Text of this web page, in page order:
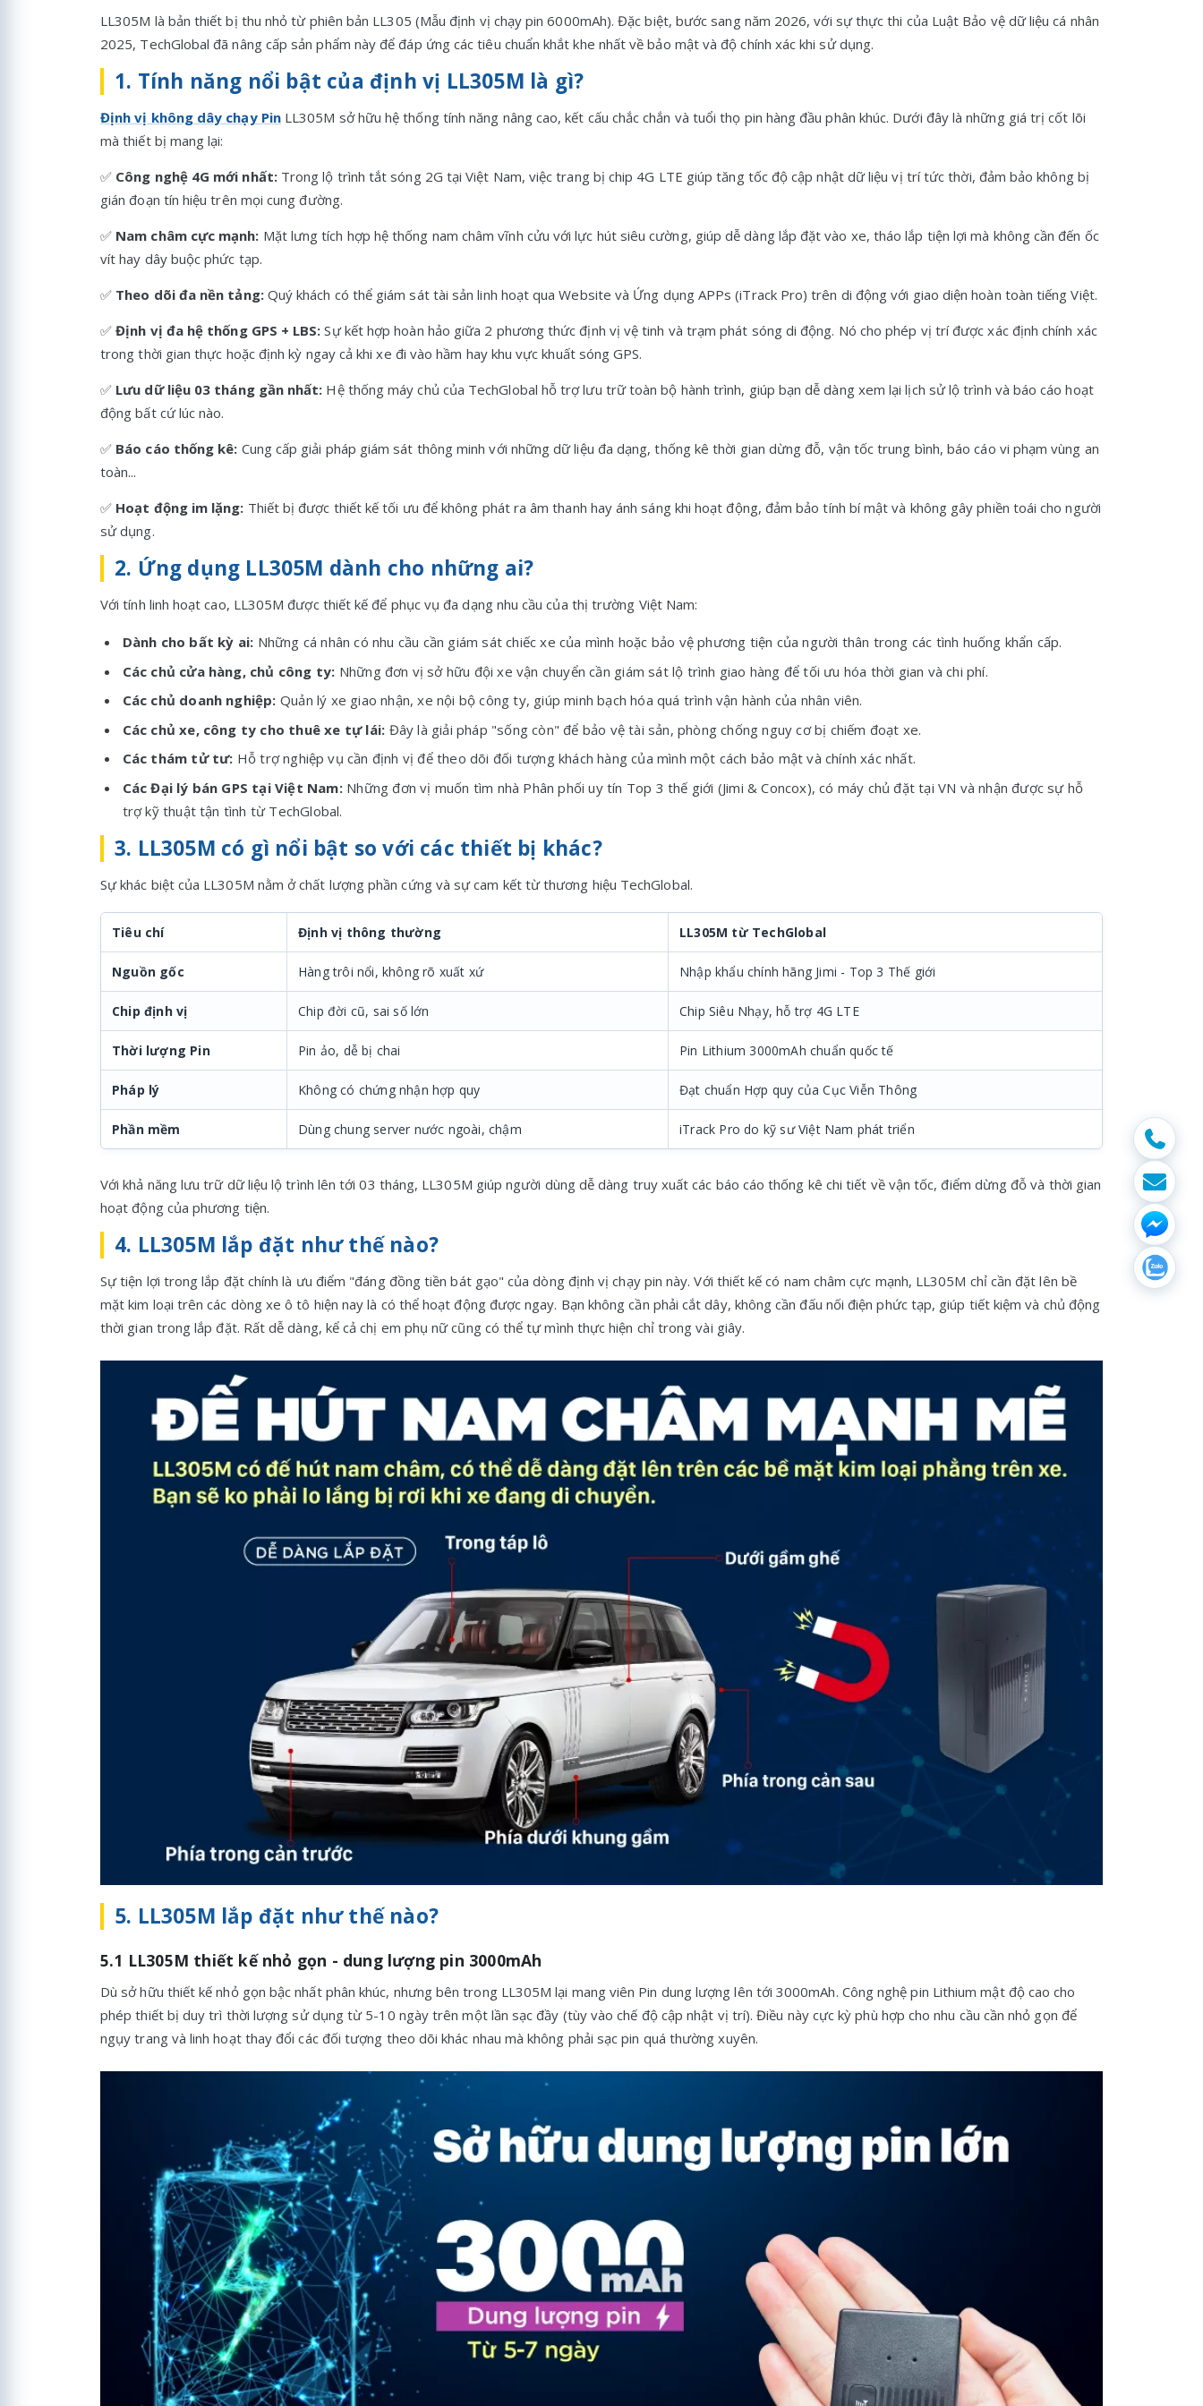
LL305M là bản thiết bị thu nhỏ từ phiên bản LL305 (Mẫu định vị chạy pin 6000mAh). Đặc biệt, bước sang năm 2026, với sự thực thi của Luật Bảo vệ dữ liệu cá nhân
2025, TechGlobal đã nâng cấp sản phẩm này để đáp ứng các tiêu chuẩn khắt khe nhất về bảo mật và độ chính xác khi sử dụng.
1. Tính năng nổi bật của định vị LL305M là gì?
Định vị không dây chạy PinLL305M sở hữu hệ thống tính năng nâng cao, kết cấu chắc chắn và tuổi thọ pin hàng đầu phân khúc. Dưới đây là những giá trị cốt lõi
mà thiết bị mang lại:
✅ Công nghệ 4G mới nhất:Trong lộ trình tắt sóng 2G tại Việt Nam, việc trang bị chip 4G LTE giúp tăng tốc độ cập nhật dữ liệu vị trí tức thời, đảm bảo không bị
gián đoạn tín hiệu trên mọi cung đường.
✅ Nam châm cực mạnh: Mặt lưng tích hợp hệ thống nam châm vĩnh cửu với lực hút siêu cường, giúp dễ dàng lắp đặt vào xe, tháo lắp tiện lợi mà không cần đến ốc
vít hay dây buộc phức tạp.
✅ Theo dõi đa nền tảng:Quý khách có thể giám sát tài sản linh hoạt qua Website và Ứng dụng APPs (iTrack Pro) trên di động với giao diện hoàn toàn tiếng Việt.
✅Định vị đa hệ thống GPS + LBS: Sự kết hợp hoàn hảo giữa 2 phương thức định vị vệ tinh và trạm phát sóng di động. Nó cho phép vị trí được xác định chính xác
trong thời gian thực hoặc định kỳ ngay cả khi xe đi vào hầm hay khu vực khuất sóng GPS.
✅ Lưu dữ liệu 03 tháng gần nhất: Hệ thống máy chủ của TechGlobal hỗ trợ lưu trữ toàn bộ hành trình, giúp bạn dễ dàng xem lại lịch sử lộ trình và báo cáo hoạt
động bất cứ lúc nào.
✅ Báo cáo thống kê: Cung cấp giải pháp giám sát thông minh với những dữ liệu đa dạng, thống kê thời gian dừng đỗ, vận tốc trung bình, báo cáo vi phạm vùng an
toàn...
✅ Hoạt động im lặng: Thiết bị được thiết kế tối ưu để không phát ra âm thanh hay ánh sáng khi hoạt động, đảm bảo tính bí mật và không gây phiền toái cho người
sử dụng.
2. Ứng dụng LL305M dành cho những ai?
Với tính linh hoạt cao, LL305M được thiết kế để phục vụ đa dạng nhu cầu của thị trường Việt Nam:
Dành cho bất kỳ ai: Những cá nhân có nhu cầu cần giám sát chiếc xe của mình hoặc bảo vệ phương tiện của người thân trong các tình huống khẩn cấp.
Các chủ cửa hàng, chủ công ty: Những đơn vị sở hữu đội xe vận chuyển cần giám sát lộ trình giao hàng để tối ưu hóa thời gian và chi phí.
Các chủ doanh nghiệp: Quản lý xe giao nhận, xe nội bộ công ty, giúp minh bạch hóa quá trình vận hành của nhân viên.
Các chủ xe, công ty cho thuê xe tự lái: Đây là giải pháp "sống còn" để bảo vệ tài sản, phòng chống nguy cơ bị chiếm đoạt xe.
Các thám tử tư: Hỗ trợ nghiệp vụ cần định vị để theo dõi đối tượng khách hàng của mình một cách bảo mật và chính xác nhất.
Các Đại lý bán GPS tại Việt Nam:Những đơn vị muốn tìm nhà Phân phối uy tín Top 3 thế giới (Jimi & Concox), có máy chủ đặt tại VN và nhận được sự hỗ
trợ kỹ thuật tận tình từ TechGlobal.
3. LL305M có gì nổi bật so với các thiết bị khác?
Sự khác biệt của LL305M nằm ở chất lượng phần cứng và sự cam kết từ thương hiệu TechGlobal.
Tiêu chí Định vị thông thường LL305M từ TechGlobal
Nguồn gốc Hàng trôi nổi, không rõ xuất xứ Nhập khẩu chính hãng Jimi - Top 3 Thế giới
Chip định vị Chip đời cũ, sai số lớn Chip Siêu Nhạy, hỗ trợ 4G LTE
Thời lượng Pin Pin ảo, dễ bị chai Pin Lithium 3000mAh chuẩn quốc tế
Pháp lý Không có chứng nhận hợp quy Đạt chuẩn Hợp quy của Cục Viễn Thông
Phần mềm Dùng chung server nước ngoài, chậm iTrack Pro do kỹ sư Việt Nam phát triển
Với khả năng lưu trữ dữ liệu lộ trình lên tới 03 tháng, LL305M giúp người dùng dễ dàng truy xuất các báo cáo thống kê chi tiết về vận tốc, điểm dừng đỗ và thời gian
hoạt động của phương tiện.
4. LL305M lắp đặt như thế nào?
Sự tiện lợi trong lắp đặt chính là ưu điểm "đáng đồng tiền bát gạo" của dòng định vị chạy pin này. Với thiết kế có nam châm cực mạnh, LL305M chỉ cần đặt lên bề
mặt kim loại trên các dòng xe ô tô hiện nay là có thể hoạt động được ngay. Bạn không cần phải cắt dây, không cần đấu nối điện phức tạp, giúp tiết kiệm và chủ động
thời gian trong lắp đặt. Rất dễ dàng, kể cả chị em phụ nữ cũng có thể tự mình thực hiện chỉ trong vài giây.
5. LL305M lắp đặt như thế nào?
5.1 LL305M thiết kế nhỏ gọn - dung lượng pin 3000mAh
Dù sở hữu thiết kế nhỏ gọn bậc nhất phân khúc, nhưng bên trong LL305M lại mang viên Pin dung lượng lên tới 3000mAh. Công nghệ pin Lithium mật độ cao cho
phép thiết bị duy trì thời lượng sử dụng từ 5-10 ngày trên một lần sạc đầy (tùy vào chế độ cập nhật vị trí). Điều này cực kỳ phù hợp cho nhu cầu cần nhỏ gọn để
ngụy trang và linh hoạt thay đổi các đối tượng theo dõi khác nhau mà không phải sạc pin quá thường xuyên.